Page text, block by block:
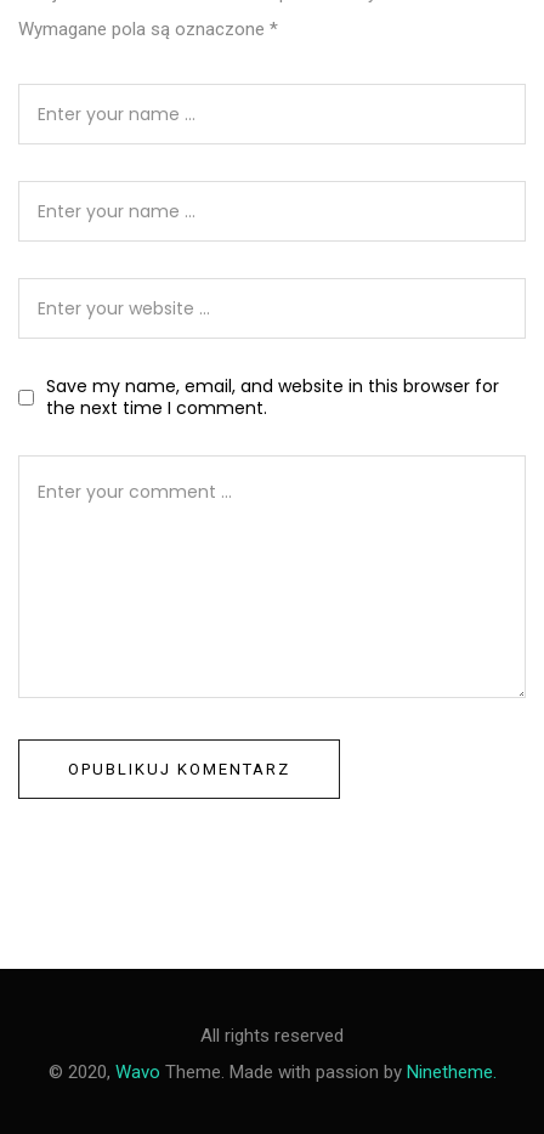
Wymagane pola są oznaczone *
Save my name, email, and website in this browser for
the next time I comment.
All rights reserved
© 2020, Wavo Theme. Made with passion by Ninetheme.